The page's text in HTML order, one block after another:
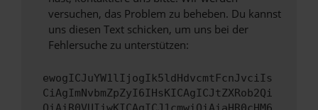
versuchen, das Problem zu beheben. Du kannst
uns diesen Text schicken, um uns bei der
Fehlersuche zu unterstützen:
ewogICJuYW1lIjogIk5ldHdvcmtFcnJvciIs
CiAgImNvbmZpZyI6IHsKICAgICJtZXRob2Qi